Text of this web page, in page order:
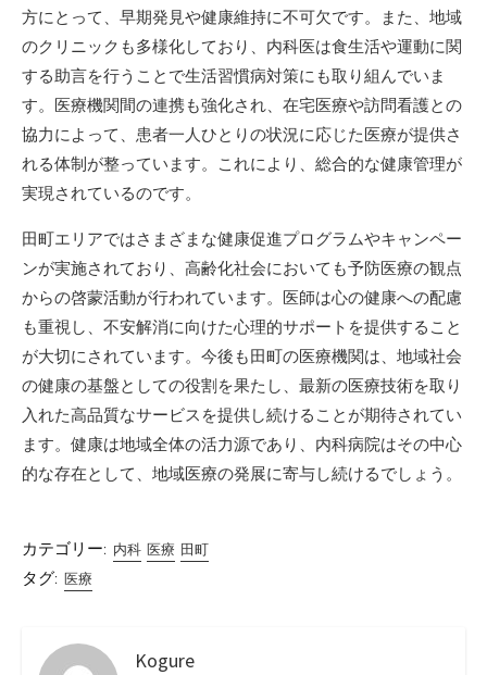
方にとって、早期発見や健康維持に不可欠です。また、地域
のクリニックも多様化しており、内科医は食生活や運動に関
する助言を行うことで生活習慣病対策にも取り組んでいま
す。医療機関間の連携も強化され、在宅医療や訪問看護との
協力によって、患者一人ひとりの状況に応じた医療が提供さ
れる体制が整っています。これにより、総合的な健康管理が
実現されているのです。
田町エリアではさまざまな健康促進プログラムやキャンペー
ンが実施されており、高齢化社会においても予防医療の観点
からの啓蒙活動が行われています。医師は心の健康への配慮
も重視し、不安解消に向けた心理的サポートを提供すること
が大切にされています。今後も田町の医療機関は、地域社会
の健康の基盤としての役割を果たし、最新の医療技術を取り
入れた高品質なサービスを提供し続けることが期待されてい
ます。健康は地域全体の活力源であり、内科病院はその中心
的な存在として、地域医療の発展に寄与し続けるでしょう。
カテゴリー: 内科 医療 田町
タグ: 医療
Kogure